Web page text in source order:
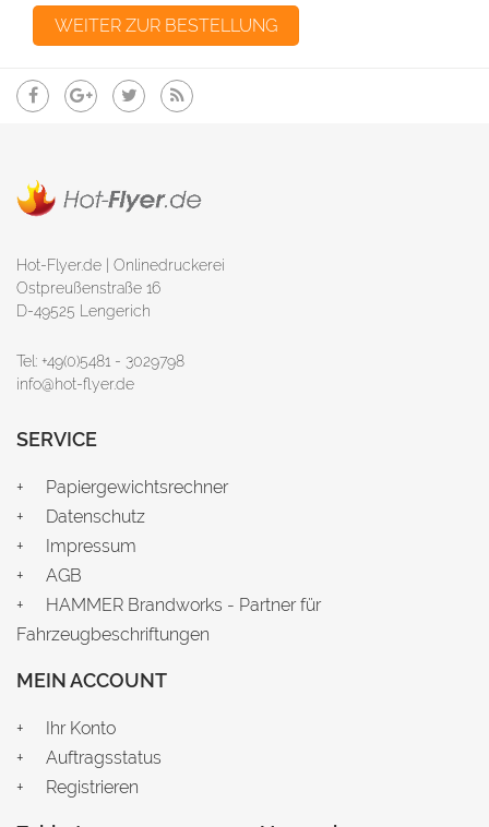
Hot-Flyer.de | Onlinedruckerei
Ostpreußenstraße 16
D-49525 Lengerich
Tel: +49(0)5481 - 3029798
info@hot-flyer.de
SERVICE
Papiergewichtsrechner
Datenschutz
Impressum
AGB
HAMMER Brandworks - Partner für
Fahrzeugbeschriftungen
MEIN ACCOUNT
Ihr Konto
Auftragsstatus
Registrieren